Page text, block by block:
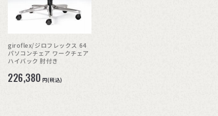
giroflex/ジロフレックス 64
パソコンチェア ワークチェア
ハイバック 肘付き
226,380 円(税込)